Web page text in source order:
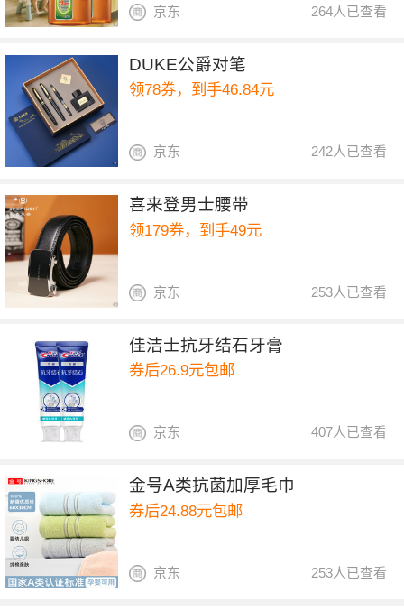
264人已查看
京东
DUKE公爵对笔
领78券，到手46.84元
242人已查看
京东
喜来登男士腰带
领179券，到手49元
253人已查看
京东
佳洁士抗牙结石牙膏
券后26.9元包邮
407人已查看
京东
金号A类抗菌加厚毛巾
券后24.88元包邮
253人已查看
京东